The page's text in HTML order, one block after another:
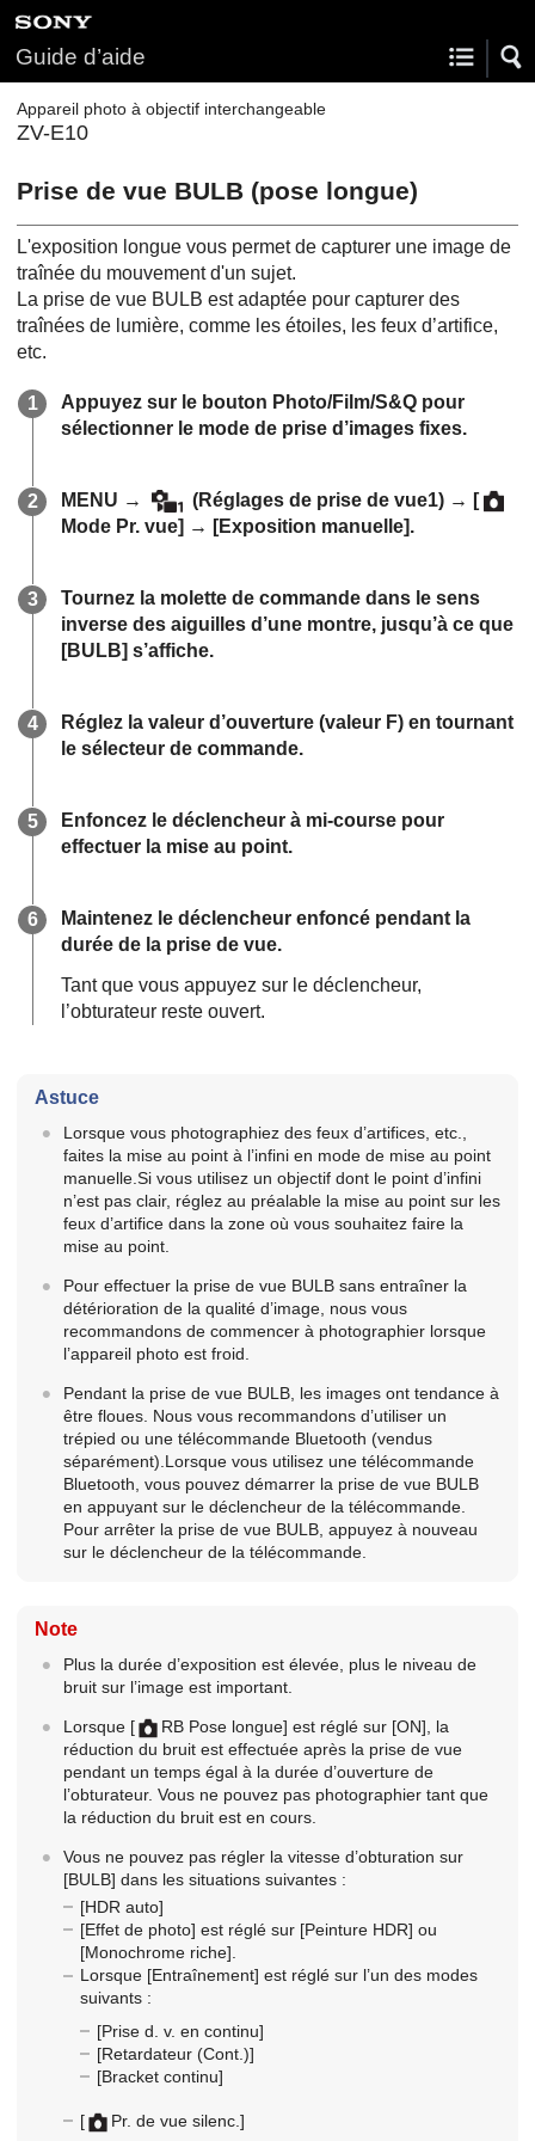
Guide d’aide
Appareil photo à objectif interchangeable
ZV-E10
Prise de vue BULB (pose longue)
L'exposition longue vous permet de capturer une image de
traînée du mouvement d'un sujet.
La prise de vue BULB est adaptée pour capturer des
traînées de lumière, comme les étoiles, les feux d’artifice,
etc.
Appuyez sur le bouton Photo/Film/S&Q pour
sélectionner le mode de prise d’images fixes.
MENU → (Réglages de prise de vue1) → [
Mode Pr. vue] → [Exposition manuelle].
Tournez la molette de commande dans le sens
inverse des aiguilles d’une montre, jusqu’à ce que
[BULB] s’affiche.
Réglez la valeur d’ouverture (valeur F) en tournant
le sélecteur de commande.
Enfoncez le déclencheur à mi-course pour
effectuer la mise au point.
Maintenez le déclencheur enfoncé pendant la
durée de la prise de vue.
Tant que vous appuyez sur le déclencheur,
l’obturateur reste ouvert.
Astuce
Lorsque vous photographiez des feux d’artifices, etc.,
faites la mise au point à l’infini en mode de mise au point
manuelle.Si vous utilisez un objectif dont le point d’infini
n’est pas clair, réglez au préalable la mise au point sur les
feux d’artifice dans la zone où vous souhaitez faire la
mise au point.
Pour effectuer la prise de vue BULB sans entraîner la
détérioration de la qualité d’image, nous vous
recommandons de commencer à photographier lorsque
l’appareil photo est froid.
Pendant la prise de vue BULB, les images ont tendance à
être floues. Nous vous recommandons d’utiliser un
trépied ou une télécommande Bluetooth (vendus
séparément).Lorsque vous utilisez une télécommande
Bluetooth, vous pouvez démarrer la prise de vue BULB
en appuyant sur le déclencheur de la télécommande.
Pour arrêter la prise de vue BULB, appuyez à nouveau
sur le déclencheur de la télécommande.
Note
Plus la durée d’exposition est élevée, plus le niveau de
bruit sur l’image est important.
Lorsque [ RB Pose longue] est réglé sur [ON] , la
réduction du bruit est effectuée après la prise de vue
pendant un temps égal à la durée d’ouverture de
l’obturateur. Vous ne pouvez pas photographier tant que
la réduction du bruit est en cours.
Vous ne pouvez pas régler la vitesse d’obturation sur
[BULB] dans les situations suivantes :
[HDR auto]
[Effet de photo] est réglé sur [Peinture HDR] ou
[Monochrome riche]
Lorsque [Entraînement] est réglé sur l’un des modes
suivants :
[Prise d. v. en continu]
[Retardateur (Cont.)]
[Bracket continu]
[ Pr. de vue silenc.]